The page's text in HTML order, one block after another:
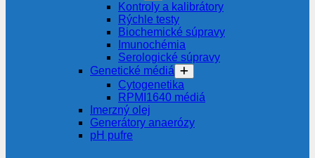
Kontroly a kalibrátory
Rýchle testy
Biochemické súpravy
Imunochémia
Serologické súpravy
Genetické médiá
Cytogenetika
RPMI1640 médiá
Imerzný olej
Generátory anaerózy
pH pufre